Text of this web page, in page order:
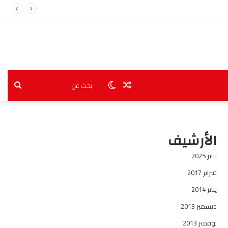
بحث
الوضعمقال
الأرشيف
يناير 2025
فبراير 2017
يناير 2014
ديسمبر 2013
نوفمبر 2013